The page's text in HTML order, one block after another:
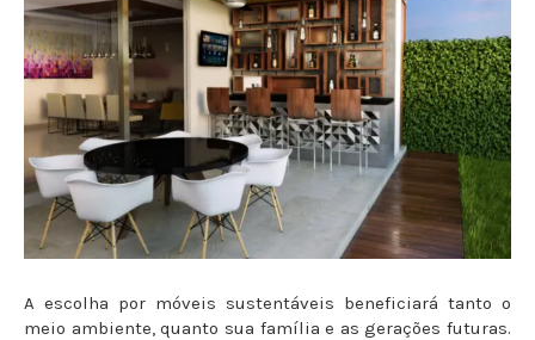
A escolha por móveis sustentáveis beneficiará tanto o
meio ambiente, quanto sua família e as gerações futuras.